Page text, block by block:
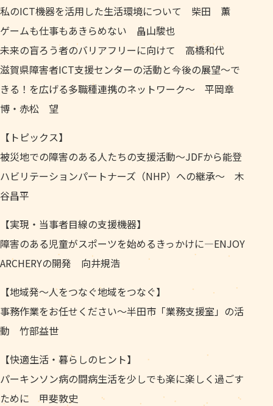
私のICT機器を活用した生活環境について 柴田 薫
ゲームも仕事もあきらめない 畠山駿也
未来の盲ろう者のバリアフリーに向けて 高橋和代
滋賀県障害者ICT支援センターの活動と今後の展望～で
きる！を広げる多職種連携のネットワーク～ 平岡章
博・赤松 望
【トピックス】
被災地での障害のある人たちの支援活動～JDFから能登
ハビリテーションパートナーズ（NHP）への継承～ 木
谷昌平
【実現・当事者目線の支援機器】
障害のある児童がスポーツを始めるきっかけに―ENJOY
ARCHERYの開発 向井規浩
【地域発～人をつなぐ地域をつなぐ】
事務作業をお任せください～半田市「業務支援室」の活
動 竹部益世
【快適生活・暮らしのヒント】
パーキンソン病の闘病生活を少しでも楽に楽しく過ごす
ために 甲斐敦史